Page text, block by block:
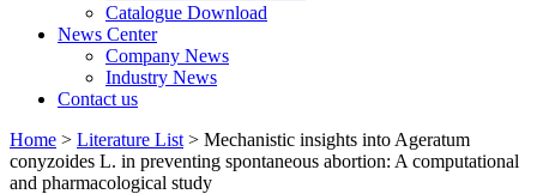
Catalogue Download
News Center
Company News
Industry News
Contact us
Home > Literature List > Mechanistic insights into Ageratum
conyzoides L. in preventing spontaneous abortion: A computational
and pharmacological study